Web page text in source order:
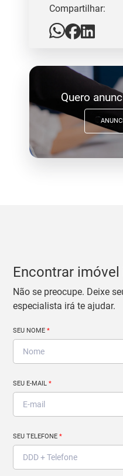
Compartilhar:
Quero
Encontrar imóvel
Não se preocupe. Deixe
especialista irá te ajudar.
SEU NOME*
SEU E-MAIL*
SEU TELEFONE*